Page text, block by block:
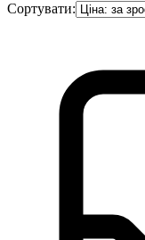
Сортувати: